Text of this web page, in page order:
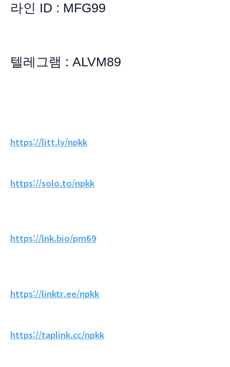
라인 ID : MFG99
텔레그램 : ALVM89
https://litt.ly/npkk
https://solo.to/npkk
https://lnk.bio/pm69
https://linktr.ee/npkk
https://taplink.cc/npkk